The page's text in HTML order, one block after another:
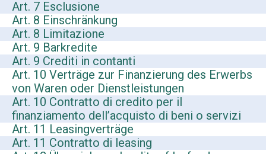
Art. 7 Esclusione
Art. 8 Einschränkung
Art. 8 Limitazione
Art. 9 Barkredite
Art. 9 Crediti in contanti
Art. 10 Verträge zur Finanzierung des Erwerbs
von Waren oder Dienstleistungen
Art. 10 Contratto di credito per il
finanziamento dell’acquisto di beni o servizi
Art. 11 Leasingverträge
Art. 11 Contratto di leasing